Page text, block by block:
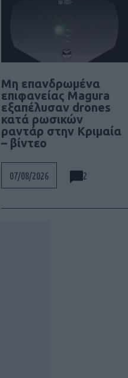
Μη επανδρωμένα
επιφανείας Magura
εξαπέλυσαν drones
κατά ρωσικών
ραντάρ στην Κριμαία
– βίντεο
07/08/2026 2